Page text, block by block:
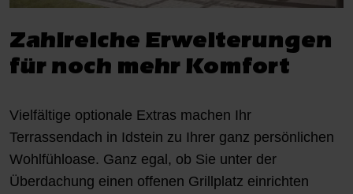
Zahlreiche Erweiterungen
für noch mehr Komfort
Vielfältige optionale Extras machen Ihr
Terrassendach in Idstein zu Ihrer ganz persönlichen
Wohlfühloase. Ganz egal, ob Sie unter der
Überdachung einen offenen Grillplatz einrichten